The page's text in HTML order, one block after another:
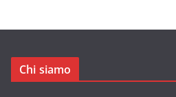
Chi siamo